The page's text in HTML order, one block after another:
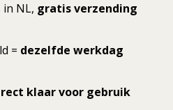
NL, gratis verzending
= dezelfde werkdag
klaar voor gebruik